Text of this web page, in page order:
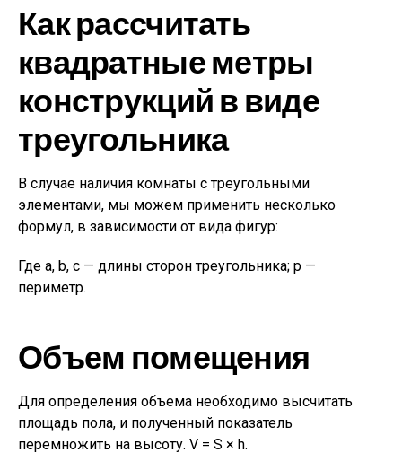
Как рассчитать
квадратные метры
конструкций в виде
треугольника
В случае наличия комнаты с треугольными
элементами, мы можем применить несколько
формул, в зависимости от вида фигур:
Где a, b, c — длины сторон треугольника; p —
периметр.
Объем помещения
Для определения объема необходимо высчитать
площадь пола, и полученный показатель
перемножить на высоту. V = S × h.